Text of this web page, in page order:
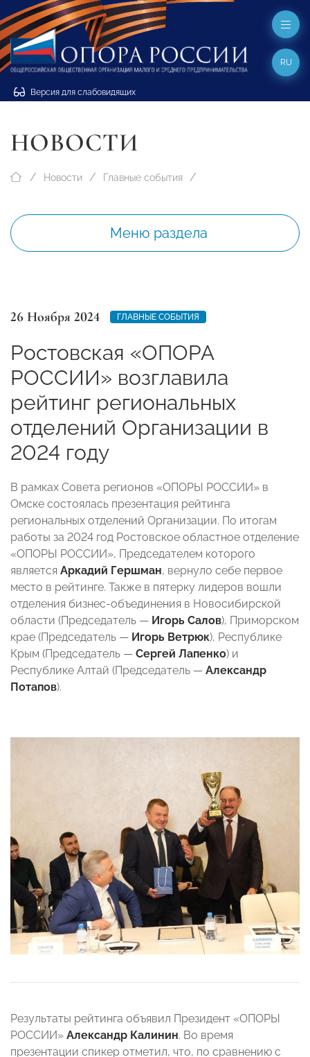
Версия для слабовидящих
RU
НОВОСТИ
Новости Главные события
Меню раздела
26 Ноября 2024 ГЛАВНЫЕ СОБЫТИЯ
Ростовская «ОПОРА
РОССИИ» возглавила
рейтинг региональных
отделений Организации в
2024 году
В рамках Совета регионов «ОПОРЫ РОССИИ» в
Омске состоялась презентация рейтинга
региональных отделений Организации. По итогам
работы за 2024 год Ростовское областное отделение
«ОПОРЫ РОССИИ», Председателем которого
является Аркадий Гершман, вернуло себе первое
место в рейтинге. Также в пятерку лидеров вошли
отделения бизнес-объединения в Новосибирской
области (Председатель — Игорь Салов), Приморском
крае (Председатель — Игорь Ветрюк), Республике
Крым (Председатель — Сергей Лапенко) и
Республике Алтай (Председатель — Александр
Потапов).
Результаты рейтинга объявил Президент «ОПОРЫ
РОССИИ» Александр Калинин. Во время
презентации спикер отметил, что, по сравнению с